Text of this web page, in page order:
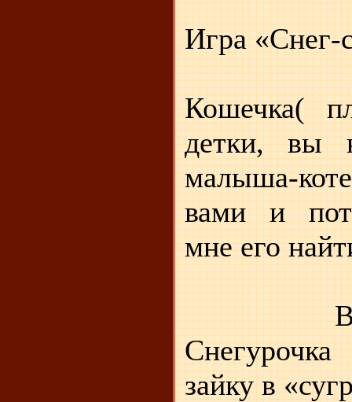
Игра
Кошечка(
детки, вы
малыша-
вами и
мне его
Все
зайку в